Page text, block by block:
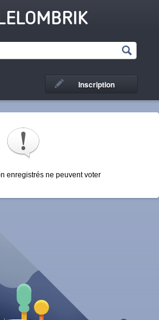
Inscription
enregistrés ne peuvent voter